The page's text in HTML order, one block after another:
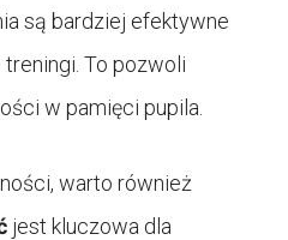
są bardziej efektywne
To pozwoli
w pamięci pupila.
warto również
jest kluczowa dla